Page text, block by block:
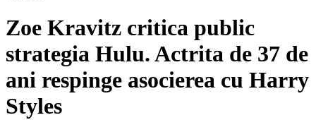
Zoe Kravitz critica public
strategia Hulu. Actrita de 37 de
ani respinge asocierea cu Harry
Styles